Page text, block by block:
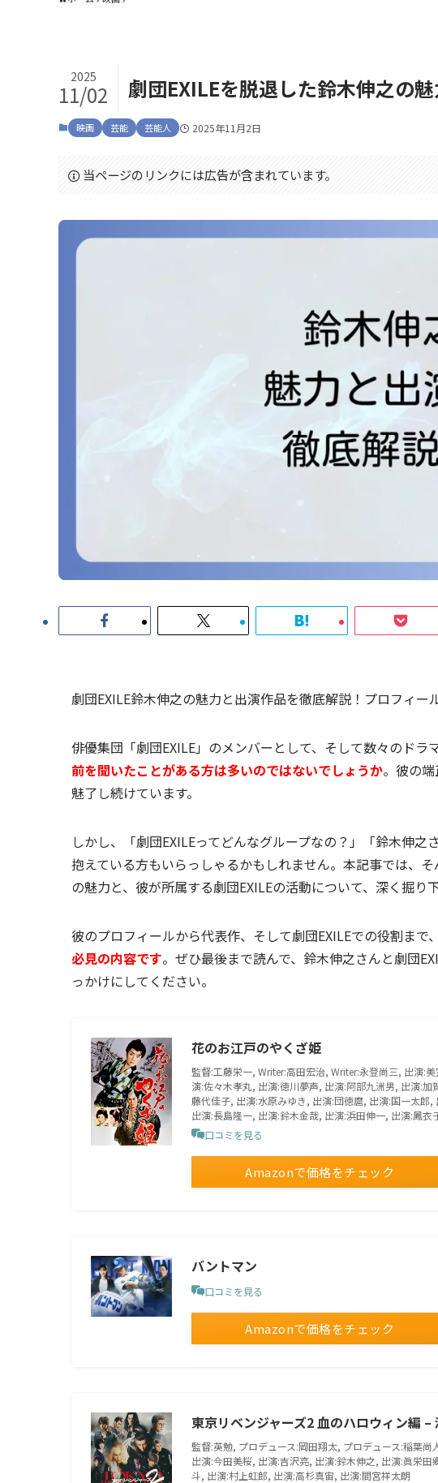
劇団EXILEを脱退した鈴木伸之の
2025
11/02
映画 芸能 芸能人 2025年11月2日
当ページのリンクには広告が含まれています。
劇団EXILE鈴木伸之の魅力と出演作品を徹底解説！プロフィー
俳優集団「劇団EXILE」のメンバーとして、そして数々のドラ
前を聞いたことがある方は多いのではないでしょうか。彼の
魅了し続けています。
しかし、「劇団EXILEってどんなグループなの？」「鈴木伸
抱えている方もいらっしゃるかもしれません。本記事では、
の魅力と、彼が所属する劇団EXILEの活動について、深く掘り
彼のプロフィールから代表作、そして劇団EXILEでの役割まで、
必見の内容です。ぜひ最後まで読んで、鈴木伸之さんと劇団
っかけにしてください。
花のお江戸のやくざ姫
監督:工藤栄一, Writer:高田宏治, Writer:永登尚三, 出演:
演:佐々木孝丸, 出演:徳川夢声, 出演:阿部九洲男, 出演:
藤代佳子, 出演:水原みゆき, 出演:団徳麿, 出演:国一太郎
出演:長島隆一, 出演:鈴木金哉, 出演:浜田伸一, 出演:鳳衣
口コミを見る
Amazonで価格をチェック
バントマン
口コミを見る
Amazonで価格をチェック
東京リベンジャーズ2 血のハロウィン編 –
監督:英勉, プロデュース:岡田翔太, プロデュース:稲葉
出演:今田美桜, 出演:吉沢亮, 出演:鈴木伸之, 出演:眞栄
斗, 出演:村上虹郎, 出演:高杉真宙, 出演:間宮祥太朗